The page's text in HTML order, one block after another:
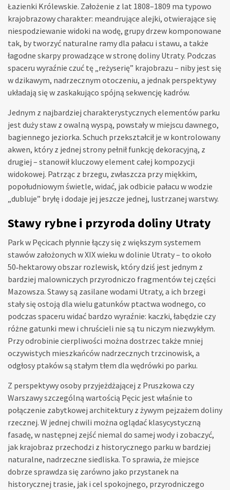
Łazienki Królewskie. Założenie z lat 1808–1809 ma typowo
krajobrazowy charakter: meandrujące alejki, otwierające się
niespodziewanie widoki na wodę, grupy drzew komponowane
tak, by tworzyć naturalne ramy dla pałacu i stawu, a także
łagodne skarpy prowadzące w stronę doliny Utraty. Podczas
spaceru wyraźnie czuć tę „reżyserię” krajobrazu – niby jest się
w dzikawym, nadrzecznym otoczeniu, a jednak perspektywy
układają się w zaskakująco spójną sekwencję kadrów.
Jednym z najbardziej charakterystycznych elementów parku
jest duży staw z owalną wyspą, powstały w miejscu dawnego,
bagiennego jeziorka. Schuch przekształcił je w kontrolowany
akwen, który z jednej strony pełnił funkcję dekoracyjną, z
drugiej – stanowił kluczowy element całej kompozycji
widokowej. Patrząc z brzegu, zwłaszcza przy miękkim,
popołudniowym świetle, widać, jak odbicie pałacu w wodzie
„dubluje” bryłę i dodaje jej jeszcze jednej, lustrzanej warstwy.
Stawy rybne i przyroda doliny Utraty
Park w Pęcicach płynnie łączy się z większym systemem
stawów założonych w XIX wieku w dolinie Utraty – to około
50‑hektarowy obszar rozlewisk, który dziś jest jednym z
bardziej malowniczych przyrodniczo fragmentów tej części
Mazowsza. Stawy są zasilane wodami Utraty, a ich brzegi
stały się ostoją dla wielu gatunków ptactwa wodnego, co
podczas spaceru widać bardzo wyraźnie: kaczki, łabędzie czy
różne gatunki mew i chruścieli nie są tu niczym niezwykłym.
Przy odrobinie cierpliwości można dostrzec także mniej
oczywistych mieszkańców nadrzecznych trzcinowisk, a
odgłosy ptaków są stałym tłem dla wędrówki po parku.
Z perspektywy osoby przyjeżdżającej z Pruszkowa czy
Warszawy szczególną wartością Pęcic jest właśnie to
połączenie zabytkowej architektury z żywym pejzażem doliny
rzecznej. W jednej chwili można oglądać klasycystyczną
fasadę, w następnej zejść niemal do samej wody i zobaczyć,
jak krajobraz przechodzi z historycznego parku w bardziej
naturalne, nadrzeczne siedliska. To sprawia, że miejsce
dobrze sprawdza się zarówno jako przystanek na
historycznej trasie, jak i cel spokojnego, przyrodniczego